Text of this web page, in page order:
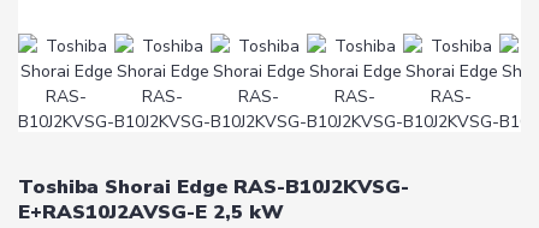
Toshiba Shorai Edge RAS-B10J2KVSG-
E+RAS10J2AVSG-E 2,5 kW